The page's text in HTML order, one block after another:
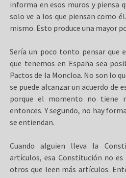
informa en esos muros y piensa
solo ve a los que piensan como
mismo. Esto produce una mayor
Sería un poco tonto pensar que
que tenemos en España sea
Pactos de la Moncloa. No son lo
se puede alcanzar un acuerdo de
porque el momento no tiene
entonces. Y segundo, no hay
se entiendan.
Cuando alguien lleva la
artículos, esa Constitución no
otros que leen más artículos.